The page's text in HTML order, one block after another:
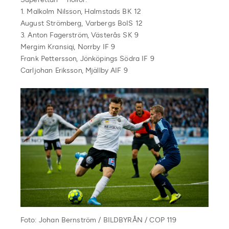
1. Malkolm Nilsson, Halmstads BK 12
August Strömberg, Varbergs BoIS 12
3. Anton Fagerström, Västerås SK 9
Mergim Kransiqi, Norrby IF 9
Frank Pettersson, Jönköpings Södra IF 9
Carljohan Eriksson, Mjällby AIF 9
Foto: Johan Bernström / BILDBYRÅN / COP 119